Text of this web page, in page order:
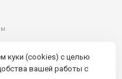
куки (cookies) с целью
вашей работы с